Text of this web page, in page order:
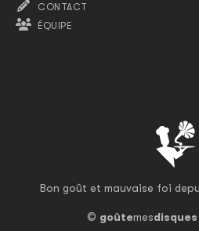
Bon goût et mauvaise foi
© goûtemesdisques
CONTACT
ÉQUIPE